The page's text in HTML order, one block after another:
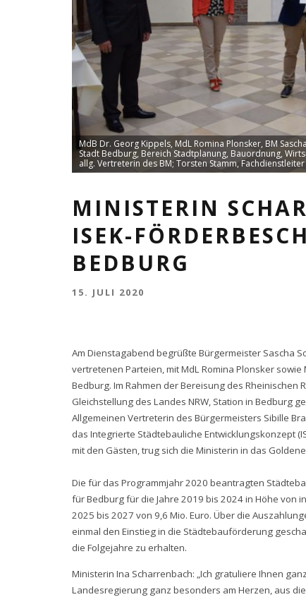
MdB Dr. Georg Kippels, MdL Romina Plonsker, BM
Stadt Bedburg, Bereich Stadtplanung, Bauordnung,
allg. Vertreterin des BM; Torsten Stamm,
MINISTERIN
ISEK-
BEDBURG
15. JULI 2020
Am Dienstagabend begrüßte Bürgermeister Sascha
vertretenen Parteien, mit MdL Romina Plonsker
Bedburg. Im Rahmen der Bereisung des Rheinischen
Gleichstellung des Landes NRW, Station in Bedburg
Allgemeinen Vertreterin des Bürgermeisters Sibille
das Integrierte Städtebauliche Entwicklungskonzept
mit den Gästen, trug sich die Ministerin in das
Die für das Programmjahr 2020 beantragten
für Bedburg für die Jahre 2019 bis 2024 in Höhe von
2025 bis 2027 von 9,6 Mio. Euro. Über die
einmal den Einstieg in die Städtebauförderung
die Folgejahre zu erhalten.
Ministerin Ina Scharrenbach: „Ich gratuliere Ihnen
Landesregierung ganz besonders am Herzen, aus